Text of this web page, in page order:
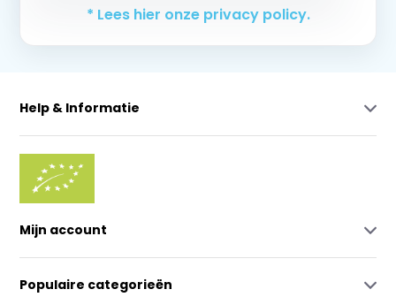
* Lees hier onze privacy policy.
Help & Informatie
Mijn account
Populaire categorieën